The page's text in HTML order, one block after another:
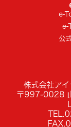
e-
e-
公
株式会社ア
〒997-0028